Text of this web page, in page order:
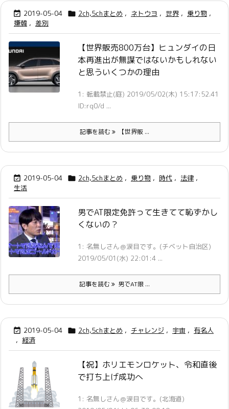
 2019-05-04  2ch,5chまとめ , ネトウヨ , 世界 , 乗り物 ,
嫌韓 , 差別
【世界販売800万台】ヒュンダイの日
本再進出が無謀ではないかもしれない
と思ういくつかの理由
1: 転載禁止(庭) 2019/05/02(木) 15:17:52.41
ID:rq0/d ...
記事を読む 【世界販 ...
 2019-05-04  2ch,5chまとめ , 乗り物 , 時代 , 法律 ,
生活
男でAT限定免許って生きてて恥ずかし
くないの？
1: 名無しさん＠涙目です。(チベット自治区)
2019/05/01(水) 22:01:4 ...
記事を読む 男でAT限 ...
 2019-05-04  2ch,5chまとめ , チャレンジ , 宇宙 , 有名人
, 経済
【祝】ホリエモンロケット、令和直後
で打ち上げ成功へ
1: 名無しさん＠涙目です。(北海道)